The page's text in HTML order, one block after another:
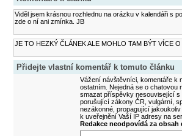
Viděl jsem krásnou rozhlednu na orázku v kalendáři s
zde o ní ani zmínka. JB
JE TO HEZKÝ ČLÁNEK ALE MOHLO TAM BÝT VÍCE
Přidejte vlastní komentář k tomuto článku
Vážení návštěvníci, komentáře k
ostatním. Nejedná se o
smazat příspěvky nesouvisející
porušující zákony ČR, vulgární,
nezákonné, propagující
k uveřejnění Vaší IP adresy na
Redakce neodpovídá za